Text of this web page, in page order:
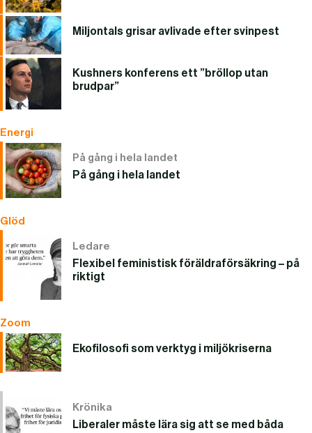
Miljontals grisar avlivade efter svinpest
Kushners konferens ett ”bröllop utan
brudpar”
Energi
På gång i hela landet
På gång i hela landet
Glöd
Ledare
Flexibel feministisk föräldraförsäkring – på
riktigt
Zoom
Ekofilosofi som verktyg i miljökriserna
Krönika
Liberaler måste lära sig att se med båda